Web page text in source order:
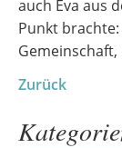
auch Eva aus
Punkt brachte:
Gemeinschaft,
Zurück